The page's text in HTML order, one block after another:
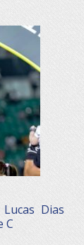
Dias
C